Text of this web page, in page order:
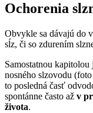
Ochorenia
Obvykle sa dávajú do
sĺz, či so zdurením
Samostatnou
nosného slzovodu (foto
to posledná časť
spontánne často až v
života.